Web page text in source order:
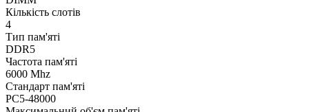
Кількість слотів
4
Тип пам'яті
DDR5
Частота пам'яті
6000 Mhz
Стандарт пам'яті
PC5-48000